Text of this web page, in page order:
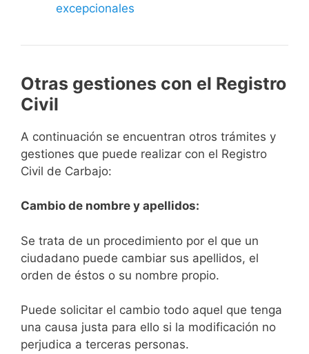
excepcionales
Otras gestiones con el Registro
Civil
A continuación se encuentran otros trámites y
gestiones que puede realizar con el Registro
Civil de Carbajo:
Cambio de nombre y apellidos:
Se trata de un procedimiento por el que un
ciudadano puede cambiar sus apellidos, el
orden de éstos o su nombre propio.
Puede solicitar el cambio todo aquel que tenga
una causa justa para ello si la modificación no
perjudica a terceras personas.